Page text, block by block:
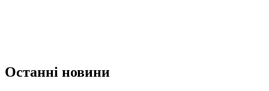
Останні новини